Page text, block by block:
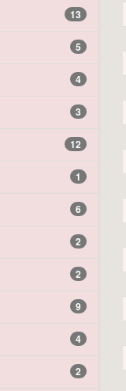
13
5
4
3
12
1
6
2
2
9
4
2